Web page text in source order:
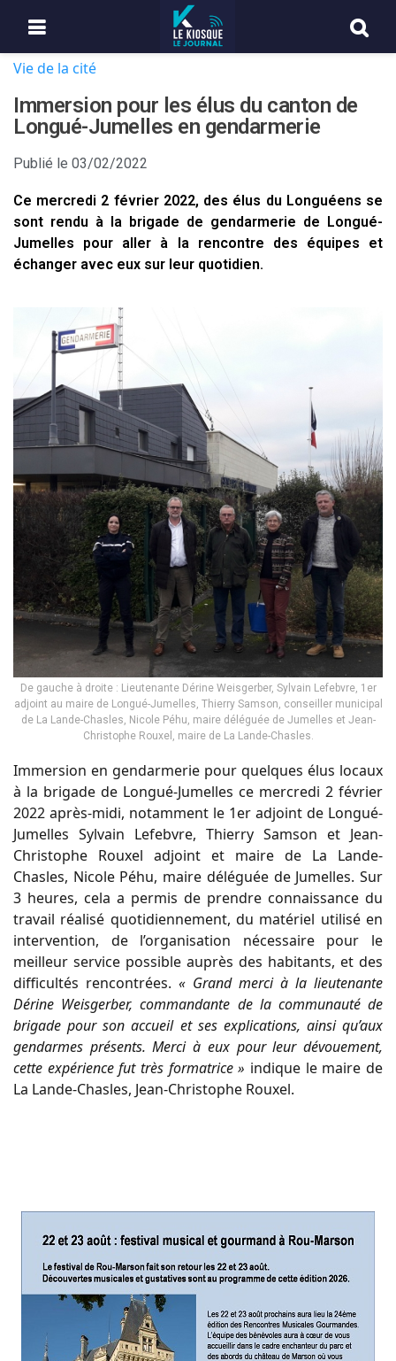
Vie de la cité
Immersion pour les élus du canton de
Longué-Jumelles en gendarmerie
Publié le 03/02/2022
Ce mercredi 2 février 2022, des élus du Longuéens se
sont rendu à la brigade de gendarmerie de Longué-
Jumelles pour aller à la rencontre des équipes et
échanger avec eux sur leur quotidien.
De gauche à droite : Lieutenante Dérine Weisgerber, Sylvain Lefebvre, 1er
adjoint au maire de Longué-Jumelles, Thierry Samson, conseiller municipal
de La Lande-Chasles, Nicole Péhu, maire déléguée de Jumelles et Jean-
Christophe Rouxel, maire de La Lande-Chasles.
Immersion en gendarmerie pour quelques élus locaux
à la brigade de Longué-Jumelles ce mercredi 2 février
2022 après-midi, notamment le 1er adjoint de Longué-
Jumelles Sylvain Lefebvre, Thierry Samson et Jean-
Christophe Rouxel adjoint et maire de La Lande-
Chasles, Nicole Péhu, maire déléguée de Jumelles. Sur
3 heures, cela a permis de prendre connaissance du
travail réalisé quotidiennement, du matériel utilisé en
intervention, de l’organisation nécessaire pour le
meilleur service possible auprès des habitants, et des
difficultés rencontrées. « Grand merci à la lieutenante
Dérine Weisgerber, commandante de la communauté de
brigade pour son accueil et ses explications, ainsi qu’aux
gendarmes présents. Merci à eux pour leur dévouement,
cette expérience fut très formatrice » indique le maire de
La Lande-Chasles, Jean-Christophe Rouxel.